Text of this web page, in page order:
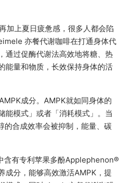
加上夏日疲惫感，很多人都会陷
亦餐代谢咖啡在打通身体代
通过促酶代谢法高效地将糖、热
能量和物质，长效保持身体的活
成分。AMPK就如同身体的
能模式」或者「消耗模式」。当
的合成效率会被抑制，能量、碳
含有专利苹果多酚Applephenon®
成分，能够高效激活AMPK，提